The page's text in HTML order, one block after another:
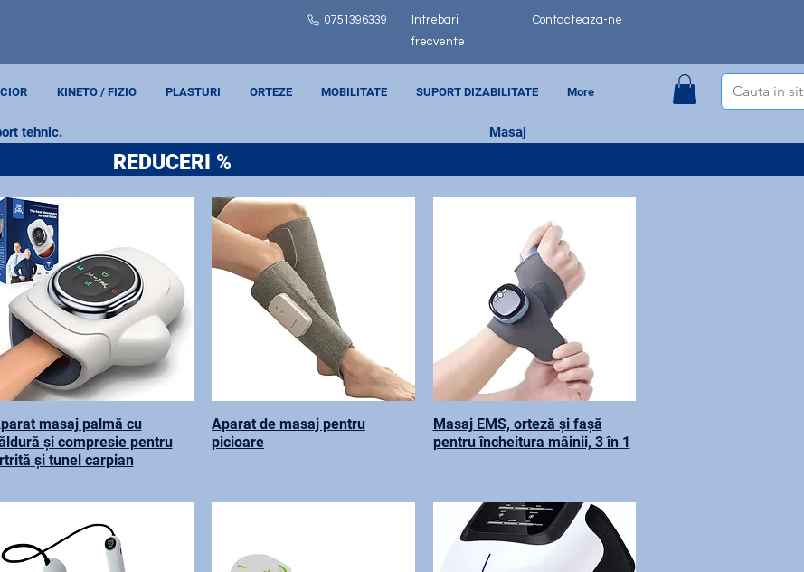
0751 396339
Intrebari
frecvente
Contacteaza-ne
KINETO / FIZIO PLASTURI ORTEZE MOBILITATE SUPORT DIZABILITATE More
tehnic. Masaj
REDUCERI %
masaj palmă cu
și compresie pentru
și tunel carpian
Aparat de masaj pentru
picioare
Masaj EMS, orteză și fașă
pentru încheitura mâinii, 3 în 1